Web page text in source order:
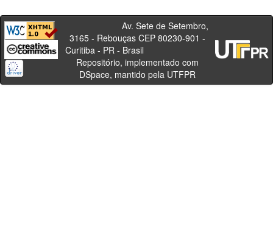
Av. Sete de Setembro,
3165 - Rebouças CEP 80230-901 -
Curitiba - PR - Brasil
Repositório, implementado com
DSpace, mantido pela UTFPR